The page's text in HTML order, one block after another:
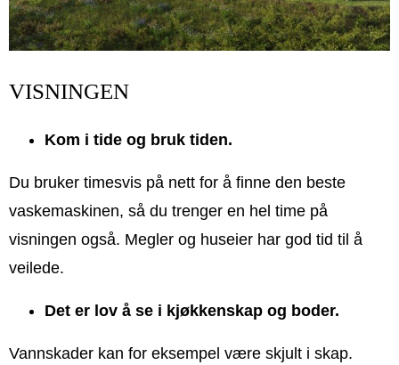
VISNINGEN
Kom i tide og bruk tiden.
Du bruker timesvis på nett for å finne den beste
vaskemaskinen, så du trenger en hel time på
visningen også. Megler og huseier har god tid til å
veilede.
Det er lov å se i kjøkkenskap og boder.
Vannskader kan for eksempel være skjult i skap.